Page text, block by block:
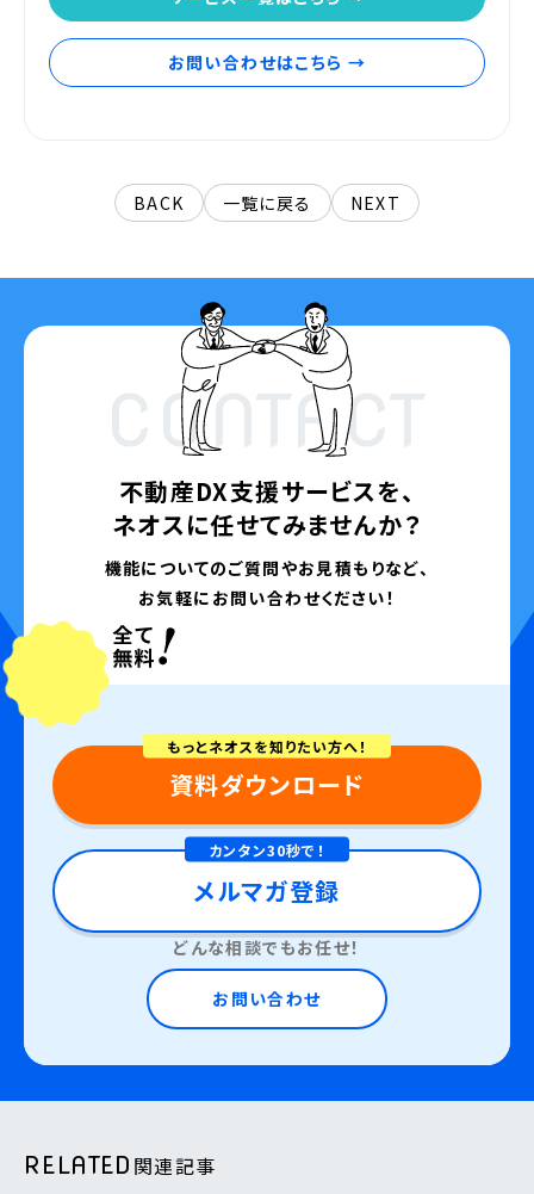
お問い合わせはこちら →
BACK 一覧に戻る NEXT
CONTACT
不動産DX支援サービスを、
ネオスに任せてみませんか？
機能についてのご質問やお見積もりなど、
お気軽にお問い合わせください！
もっとネオスを知りたい方へ！
資料ダウンロード
カンタン30秒で！
メルマガ登録
どんな相談でもお任せ！
お問い合わせ
RELATED 関連記事